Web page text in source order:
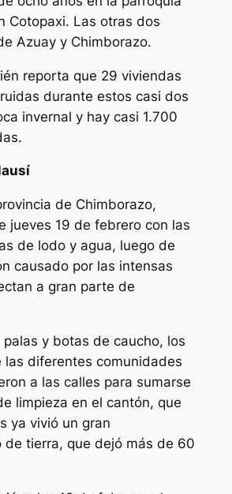
Cotopaxi. Las otras dos
Azuay y Chimborazo.
reporta que 29 viviendas
durante estos casi dos
invernal y hay casi 1.700
de Chimborazo,
jueves 19 de febrero con las
de lodo y agua, luego de
causado por las intensas
a gran parte de
palas y botas de caucho, los
las diferentes comunidades
a las calles para sumarse
limpieza en el cantón, que
ya vivió un gran
de tierra, que dejó más de 60